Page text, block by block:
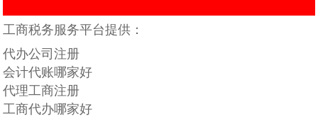
工商税务服务平台提供：
代办公司注册
会计代账哪家好
代理工商注册
工商代办哪家好